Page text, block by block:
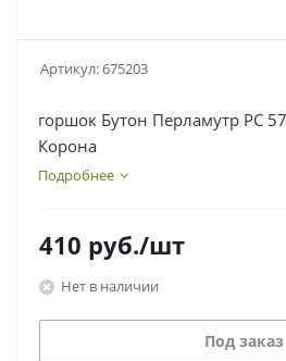
Артикул:675203
горшок Бутон Перламутр РС
Корона
Подробнее
410 руб./шт
Нет в наличии
Под заказ